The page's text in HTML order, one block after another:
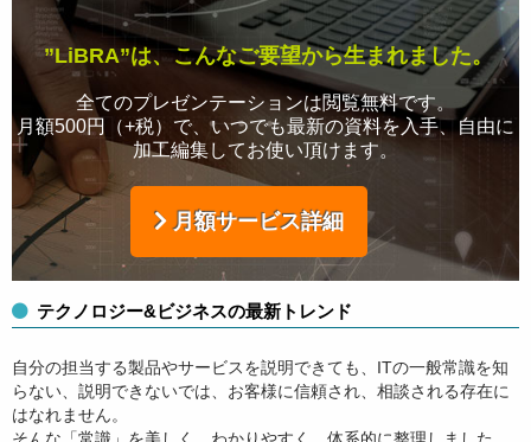
”LiBRA”は、こんなご要望から生まれました。
全てのプレゼンテーションは閲覧無料です。
月額500円（+税）で、いつでも最新の資料を入手、自由に
加工編集してお使い頂けます。
月額サービス詳細
テクノロジー&ビジネスの最新トレンド
自分の担当する製品やサービスを説明できても、ITの一般常識を知
らない、説明できないでは、お客様に信頼され、相談される存在に
はなれません。